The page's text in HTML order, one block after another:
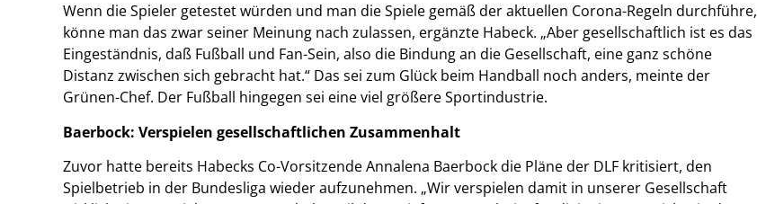
Wenn die Spieler getestet würden und man die Spiele gemäß der aktuellen Corona-Regeln durchführe,
könne man das zwar seiner Meinung nach zulassen, ergänzte Habeck. „Aber gesellschaftlich ist es das
Eingeständnis, daß Fußball und Fan-Sein, also die Bindung an die Gesellschaft, eine ganz schöne
Distanz zwischen sich gebracht hat.“ Das sei zum Glück beim Handball noch anders, meinte der
Grünen-Chef. Der Fußball hingegen sei eine viel größere Sportindustrie.
Baerbock: Verspielen gesellschaftlichen Zusammenhalt
Zuvor hatte bereits Habecks Co-Vorsitzende Annalena Baerbock die Pläne der DLF kritisiert, den
Spielbetrieb in der Bundesliga wieder aufzunehmen. „Wir verspielen damit in unserer Gesellschaft